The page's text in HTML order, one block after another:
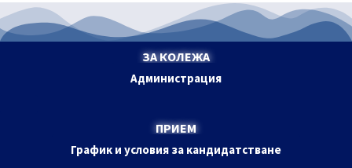
ЗА КОЛЕЖА
Администрация
ПРИЕМ
График и условия за кандидатстване